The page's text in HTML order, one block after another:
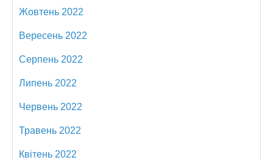
Жовтень 2022
Вересень 2022
Серпень 2022
Липень 2022
Червень 2022
Травень 2022
Квітень 2022